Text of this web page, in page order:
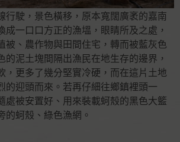
⾏駛，景色橫移，原本寬闊廣袤的嘉南
成⼀口口⽅正的漁塭，眼睛所及之處，
被、農作物與田間住宅，轉而被藍灰色
的泥土塊間隔出漁民在地⽣存的邊界，
，更多了幾分堅實冷硬，而在這片土地
的迎頭而來。若再仔細往鄉鎮裡頭⼀
處被安置好、⽤來裝載蚵殼的黑色⼤籃
的蚵殼、綠色漁網。